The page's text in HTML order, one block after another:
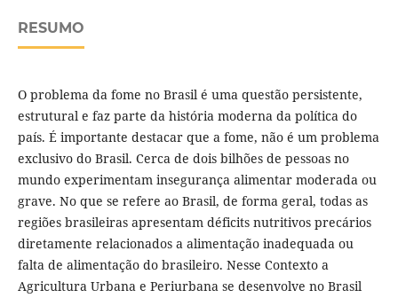
RESUMO
O problema da fome no Brasil é uma questão persistente,
estrutural e faz parte da história moderna da política do
país. É importante destacar que a fome, não é um problema
exclusivo do Brasil. Cerca de dois bilhões de pessoas no
mundo experimentam insegurança alimentar moderada ou
grave. No que se refere ao Brasil, de forma geral, todas as
regiões brasileiras apresentam déficits nutritivos precários
diretamente relacionados a alimentação inadequada ou
falta de alimentação do brasileiro. Nesse Contexto a
Agricultura Urbana e Periurbana se desenvolve no Brasil